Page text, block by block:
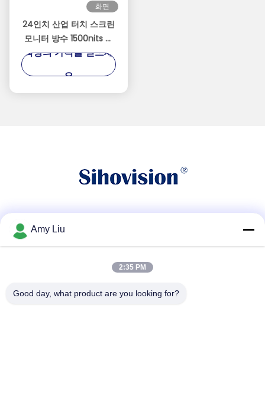
화면
24인치 산업 터치 스크린
모니터 방수 1500nits 고
밝기 모니터
최상의 가격을 얻으세
요
전화
Amy Liu
2:35 PM
Good day, what product are you looking for?